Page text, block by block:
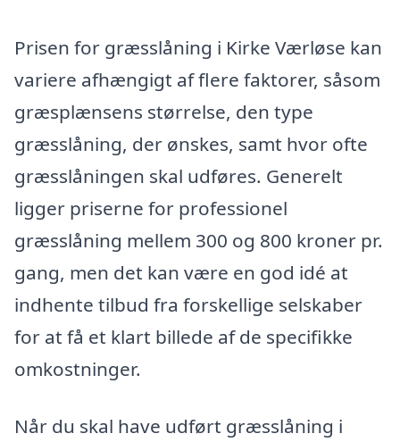
Prisen for græsslåning i Kirke Værløse kan
variere afhængigt af flere faktorer, såsom
græsplænsens størrelse, den type
græsslåning, der ønskes, samt hvor ofte
græsslåningen skal udføres. Generelt
ligger priserne for professionel
græsslåning mellem 300 og 800 kroner pr.
gang, men det kan være en god idé at
indhente tilbud fra forskellige selskaber
for at få et klart billede af de specifikke
omkostninger.
Når du skal have udført græsslåning i